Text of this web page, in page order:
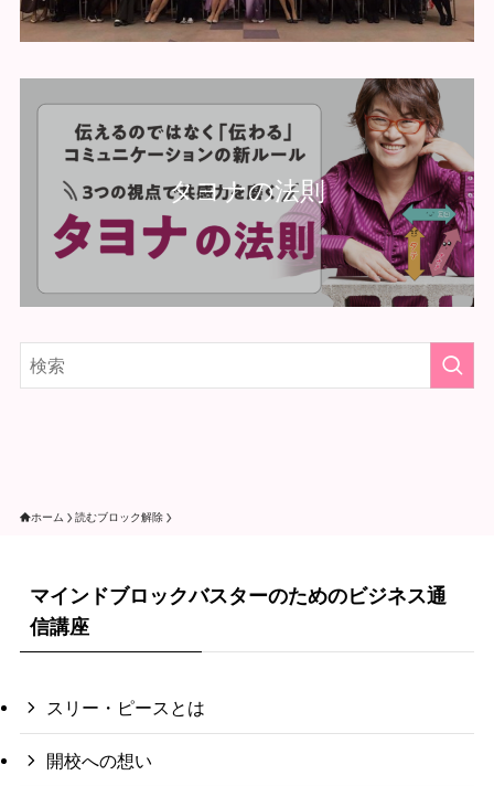
タヨナの法則
ホーム 読むブロック解除
マインドブロックバスターのためのビジネス通
信講座
スリー・ピースとは
開校への想い